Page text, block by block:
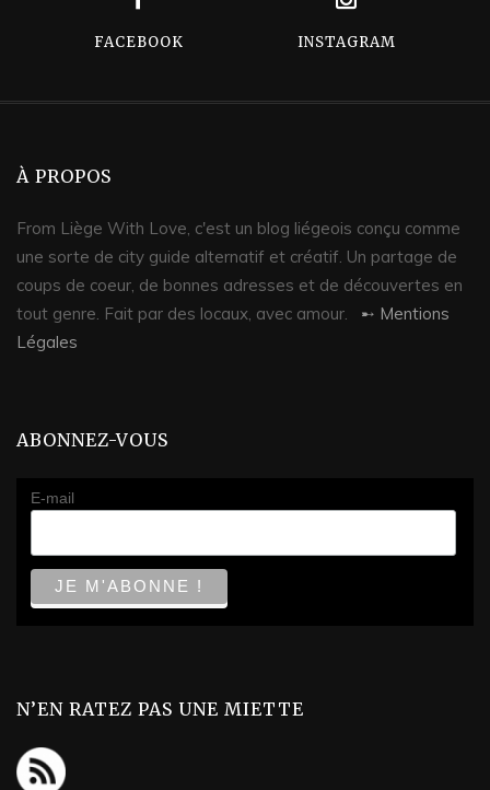
FACEBOOK INSTAGRAM
À PROPOS
From Liège With Love, c'est un blog liégeois conçu comme
une sorte de city guide alternatif et créatif. Un partage de
coups de coeur, de bonnes adresses et de découvertes en
tout genre. Fait par des locaux, avec amour. ➸ Mentions
Légales
ABONNEZ-VOUS
E-mail
N’EN RATEZ PAS UNE MIETTE